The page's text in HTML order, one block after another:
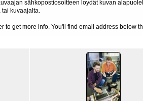
sähkopostiosoitteen loydät kuvan
tai kuvaajalta.
to get more info. You'll find email address below